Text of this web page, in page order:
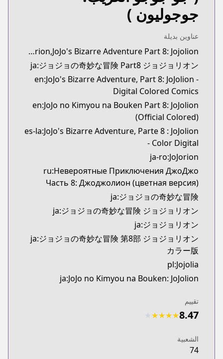
Book☆Walker
https://bookwalker.jp/series/57279
جوجوليون )
عناوين بديلة
synonyms:Jojorion,JoJo's Bizarre Adventure Part 8: Jojolion
ja:ジョジョの奇妙な冒険 Part8 ジョジョリオン
en:JoJo's Bizarre Adventure, Part 8: JoJolion -
Digital Colored Comics
en:JoJo no Kimyou na Bouken Part 8: JoJolion
(Official Colored)
es-la:JoJo's Bizarre Adventure, Parte 8 : JoJolion
- Color Digital
ja-ro:JoJorion
ru:Невероятные Приключения ДжоДжо
Часть 8: Джоджолион (цветная версия)
ja:ジョジョの奇妙な冒険
ja:ジョジョの奇妙な冒険 ジョジョリオン
ja:ジョジョリオン
ja:ジョジョの奇妙な冒険 第8部 ジョジョリオン
カラー版
pl:Jojolia
ja:JoJo no Kimyou na Bouken: JoJolion
تقييم
8.47
★
★
★
★
الشعبية
74